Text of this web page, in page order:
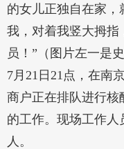
的女儿正独自在家，
我，对着我竖大拇指
员！”（图片左一是史
7月21日21点，在南
商户正在排队进行核
的工作。现场工作人
人。